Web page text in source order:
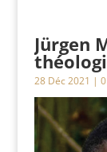
Jürgen
28 Déc 2021 |